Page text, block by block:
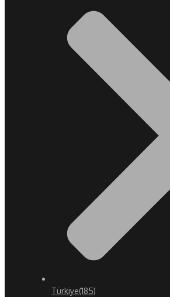
Türkiye(185)